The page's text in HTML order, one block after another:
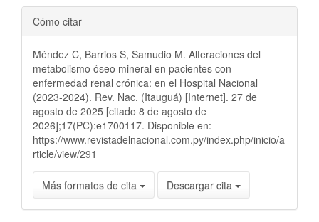
Detalles
del
artículo
Cómo citar
Méndez C, Barrios S, Samudio M. Alteraciones del
metabolismo óseo mineral en pacientes con
enfermedad renal crónica: en el Hospital Nacional
(2023-2024). Rev. Nac. (Itauguá) [Internet]. 27 de
agosto de 2025 [citado 8 de agosto de
2026];17(PC):e1700117. Disponible en:
https://www.revistadelnacional.com.py/index.php/inicio/a
rticle/view/291
Más formatos de cita Descargar cita